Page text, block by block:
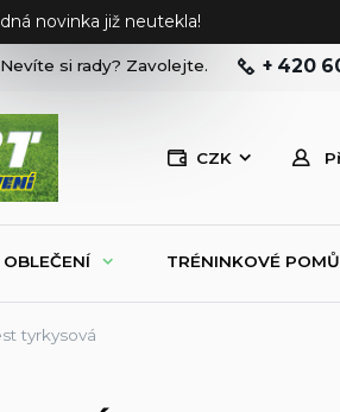
novinka již neutekla!
CZK
Nevíte si rady? Zavolejte. + 420
TRÉNINKOVÉ
tyrkysová